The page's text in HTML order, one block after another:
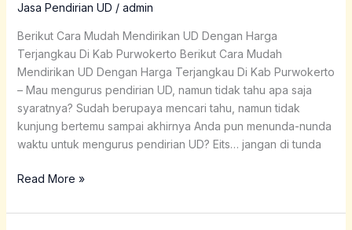
Jasa Pendirian UD / admin
Berikut Cara Mudah Mendirikan UD Dengan Harga
Terjangkau Di Kab Purwokerto Berikut Cara Mudah
Mendirikan UD Dengan Harga Terjangkau Di Kab Purwokerto
– Mau mengurus pendirian UD, namun tidak tahu apa saja
syaratnya? Sudah berupaya mencari tahu, namun tidak
kunjung bertemu sampai akhirnya Anda pun menunda-nunda
waktu untuk mengurus pendirian UD? Eits… jangan di tunda
Terjangkau
Di
Kab
Purwokerto
Read More »